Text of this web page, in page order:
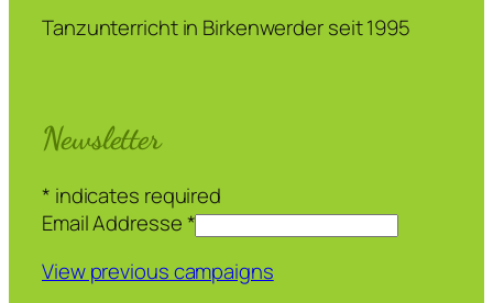
Tanzunterricht in Birkenwerder seit 1995
Newsletter
* indicates required
Email Addresse*
View previous campaigns